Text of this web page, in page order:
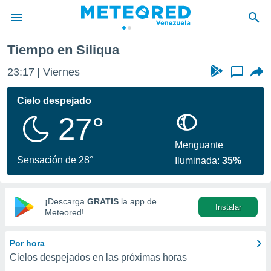
de
ha
calidad.
a este
las
y
digital
basada
Tiempo en Siliqua
23:17 Viernes ...
Cielo despejado
27°
Sensación de 28°
Menguante
Iluminada:35%
¡Descarga GRATIS la app de
Meteored!
Instalar
Por hora
Cielos despejados en las próximas horas